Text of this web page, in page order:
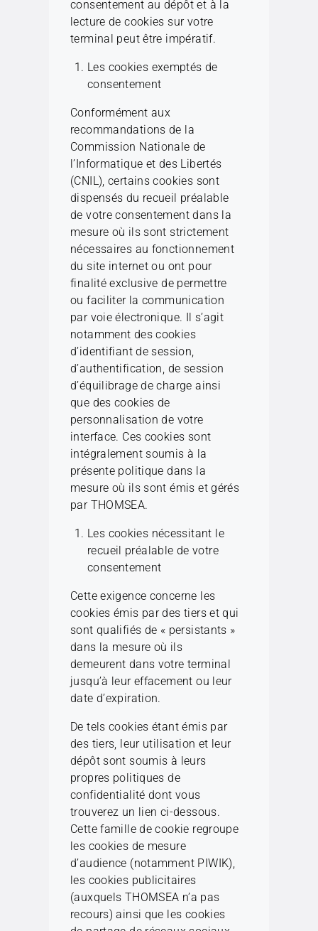
consentement au dépôt et à la
lecture de cookies sur votre
terminal peut être impératif.
Les cookies exemptés de
consentement
Conformément aux
recommandations de la
Commission Nationale de
l’Informatique et des Libertés
(CNIL), certains cookies sont
dispensés du recueil préalable
de votre consentement dans la
mesure où ils sont strictement
nécessaires au fonctionnement
du site internet ou ont pour
finalité exclusive de permettre
ou faciliter la communication
par voie électronique. Il s’agit
notamment des cookies
d’identifiant de session,
d’authentification, de session
d’équilibrage de charge ainsi
que des cookies de
personnalisation de votre
interface. Ces cookies sont
intégralement soumis à la
présente politique dans la
mesure où ils sont émis et gérés
par THOMSEA.
Les cookies nécessitant le
recueil préalable de votre
consentement
Cette exigence concerne les
cookies émis par des tiers et qui
sont qualifiés de « persistants »
dans la mesure où ils
demeurent dans votre terminal
jusqu’à leur effacement ou leur
date d’expiration.
De tels cookies étant émis par
des tiers, leur utilisation et leur
dépôt sont soumis à leurs
propres politiques de
confidentialité dont vous
trouverez un lien ci-dessous.
Cette famille de cookie regroupe
les cookies de mesure
d’audience (notamment PIWIK),
les cookies publicitaires
(auxquels THOMSEA n’a pas
recours) ainsi que les cookies